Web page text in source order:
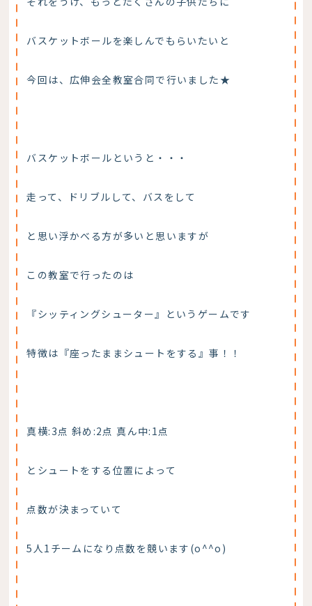
バスケットボールを楽しんでもらいたいと
今回は、広伸会全教室合同で行いました★
バスケットボールというと・・・
走って、ドリブルして、バスをして
と思い浮かべる方が多いと思いますが
この教室で行ったのは
『シッティングシューター』というゲームです
特徴は『座ったままシュートをする』事！！
真横:3点 斜め:2点 真ん中:1点
とシュートをする位置によって
点数が決まっていて
5人1チームになり点数を競います(o^^o)